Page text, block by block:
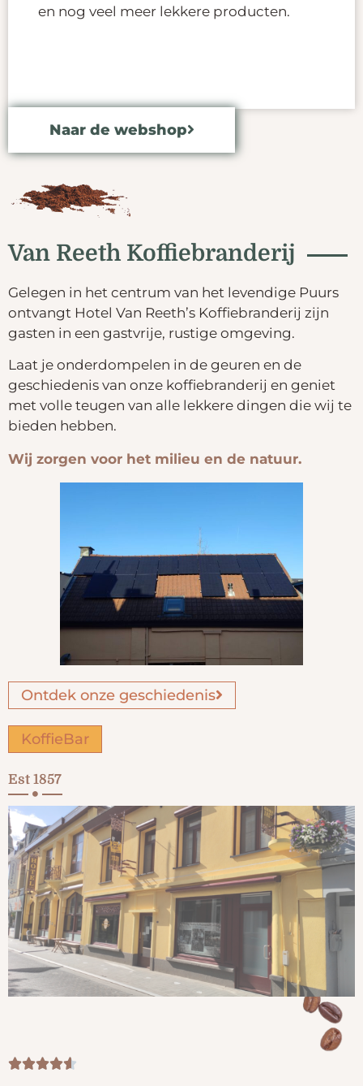
en nog veel meer lekkere producten.
Naar de webshop
Van Reeth Koffiebranderij
Gelegen in het centrum van het levendige Puurs
ontvangt Hotel Van Reeth’s Koffiebranderij zijn
gasten in een gastvrije, rustige omgeving.
Laat je onderdompelen in de geuren en de
geschiedenis van onze koffiebranderij en geniet
met volle teugen van alle lekkere dingen die wij te
bieden hebben.
Wij zorgen voor het milieu en de natuur.
Ontdek onze geschiedenis
KoffieBar
Est 1857
